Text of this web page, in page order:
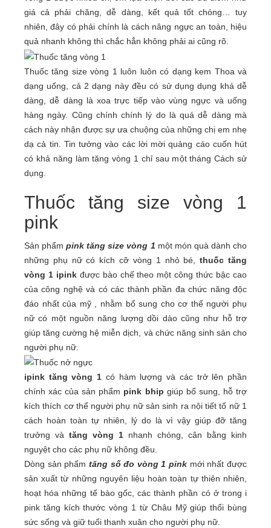
giá cả phải chăng, dễ dàng, kết quả tốt chóng… tuy
nhiên, đây có phải chính là cách nâng ngực an toàn, hiệu
quả nhanh không thì chắc hẳn không phải ai cũng rõ.
Thuốc tăng size vòng 1 luôn luôn có dạng kem Thoa và
dạng uống, cả 2 dạng này đều có sử dụng dụng khá dễ
dàng, dễ dàng là xoa trực tiếp vào vùng ngực và uống
hàng ngày. Cũng chính chính lý do là quá dễ dàng mà
cách này nhận được sự ưa chuộng của những chị em nhẹ
dạ cả tin. Tin tưởng vào các lời mời quảng cáo cuốn hút
có khả năng làm tăng vòng 1 chỉ sau một tháng Cách sử
dụng.
Thuốc tăng size vòng 1
pink
Sản phẩmpink tăng size vòng 1 một món quà dành cho
những phụ nữ có kích cỡ vòng 1 nhỏ bé,thuốc tăng
vòng 1 ipinkđược bào chế theo một công thức bậc cao
của công nghệ và có các thành phần đa chức năng độc
đáo nhất của mỹ , nhằm bổ sung cho cơ thể người phụ
nữ có một nguồn năng lượng dồi dào cũng như hỗ trợ
giúp tăng cường hệ miễn dịch, và chức năng sinh sản cho
người phụ nữ.
ipink tăng vòng 1 có hàm lượng và các trở lên phần
chính xác của sản phẩm pink bhip giúp bổ sung, hỗ trợ
kích thích cơ thể người phụ nữ sản sinh ra nội tiết tố nữ 1
cách hoàn toàn tự nhiên, lý do là vì vậy giúp đỡ tăng
trưởng và tăng vòng 1 nhanh chóng, cân bằng kinh
nguyệt cho các phụ nữ không đều.
Dòng sản phẩm tăng số đo vòng 1 pink mới nhất được
sản xuất từ những nguyên liệu hoàn toàn tự thiên nhiên,
hoạt hóa những tế bào gốc, các thành phần có ở trong i
pink tăng kích thước vòng 1 từ Châu Mỹ giúp thổi bùng
sức sống và giữ tuổi thanh xuân cho người phụ nữ.